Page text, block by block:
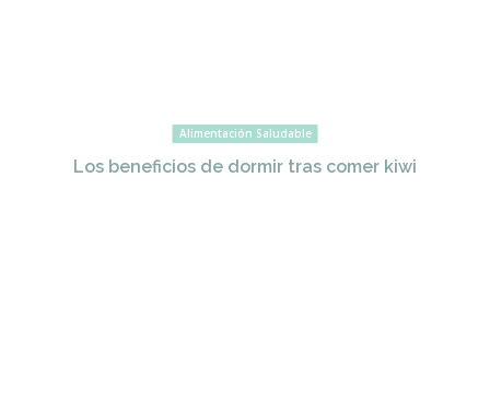
Alimentación Saludable
Los beneficios de dormir tras comer kiwi